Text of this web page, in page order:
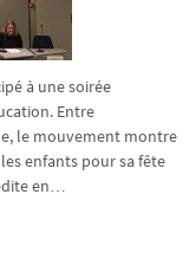
à une soirée
Entre
le mouvement montre
enfants pour sa fête
en…